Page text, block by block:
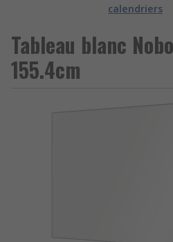
calendriers
Tableau blanc
155.4cm